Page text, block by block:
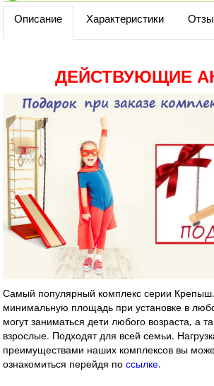
Описание Характеристики
ДЕЙСТВУЮЩИЕ
Самый популярный комплекс серии
минимальную площадь при установке в
могут заниматься дети любого возраста, а
взрослые. Подходят для всей семьи.
преимуществами наших комплексов вы
ознакомиться перейдя по ссылке.